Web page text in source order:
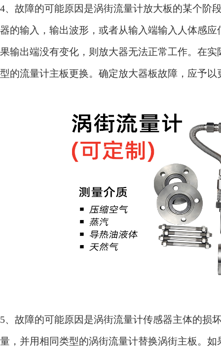
4、故障的可能原因是涡街流量计放大板的某个阶
器的输入，输出波形，或者从输入端输入人体感
果输出端没有变化，则放大器无法正常工作。在
型的流量计主板更换。确定放大器板故障，应予以
5、故障的可能原因是涡街流量计传感器主体的损
量，并用相同类型的涡街流量计替换涡街主板。